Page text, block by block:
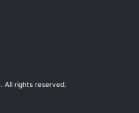
All rights reserved.